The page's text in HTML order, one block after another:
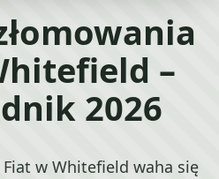
–
2026
w Whitefield waha się